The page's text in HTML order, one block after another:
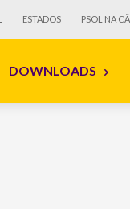
ESTADOS PSOL NA
DOWNLOADS